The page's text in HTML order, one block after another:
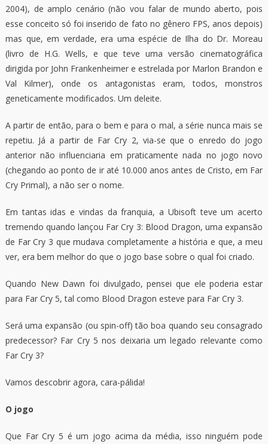
2004), de amplo cenário (não vou falar de mundo aberto, pois
esse conceito só foi inserido de fato no gênero FPS, anos depois)
mas que, em verdade, era uma espécie de Ilha do Dr. Moreau
(livro de H.G. Wells, e que teve uma versão cinematográfica
dirigida por John Frankenheimer e estrelada por Marlon Brandon e
Val Kilmer), onde os antagonistas eram, todos, monstros
geneticamente modificados. Um deleite.
A partir de então, para o bem e para o mal, a série nunca mais se
repetiu. Já a partir de Far Cry 2, via-se que o enredo do jogo
anterior não influenciaria em praticamente nada no jogo novo
(chegando ao ponto de ir até 10.000 anos antes de Cristo, em Far
Cry Primal), a não ser o nome.
Em tantas idas e vindas da franquia, a Ubisoft teve um acerto
tremendo quando lançou Far Cry 3: Blood Dragon, uma expansão
de Far Cry 3 que mudava completamente a história e que, a meu
ver, era bem melhor do que o jogo base sobre o qual foi criado.
Quando New Dawn foi divulgado, pensei que ele poderia estar
para Far Cry 5, tal como Blood Dragon esteve para Far Cry 3.
Será uma expansão (ou spin-off) tão boa quando seu consagrado
predecessor? Far Cry 5 nos deixaria um legado relevante como
Far Cry 3?
Vamos descobrir agora, cara-pálida!
O jogo
Que Far Cry 5 é um jogo acima da média, isso ninguém pode